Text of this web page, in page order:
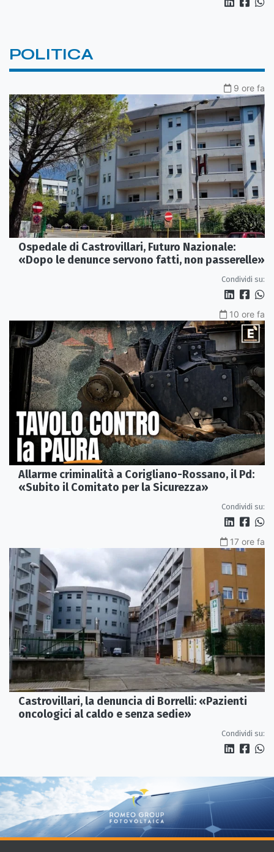
POLITICA
9 ore fa
Ospedale di Castrovillari, Futuro Nazionale:
«Dopo le denunce servono fatti, non passerelle»
Condividi su:
10 ore fa
Allarme criminalità a Corigliano-Rossano, il Pd:
«Subito il Comitato per la Sicurezza»
Condividi su:
17 ore fa
Castrovillari, la denuncia di Borrelli: «Pazienti
oncologici al caldo e senza sedie»
Condividi su: